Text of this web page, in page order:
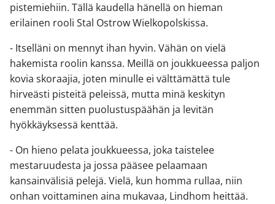
pistemiehiin. Tällä kaudella hänellä on hieman
erilainen rooli Stal Ostrow Wielkopolskissa.
- Itselläni on mennyt ihan hyvin. Vähän on vielä
hakemista roolin kanssa. Meillä on joukkueessa paljon
kovia skoraajia, joten minulle ei välttämättä tule
hirveästi pisteitä peleissä, mutta minä keskityn
enemmän sitten puolustuspäähän ja levitän
hyökkäyksessä kenttää.
- On hieno pelata joukkueessa, joka taistelee
mestaruudesta ja jossa pääsee pelaamaan
kansainvälisiä pelejä. Vielä, kun homma rullaa, niin
onhan voittaminen aina mukavaa, Lindhom heittää.